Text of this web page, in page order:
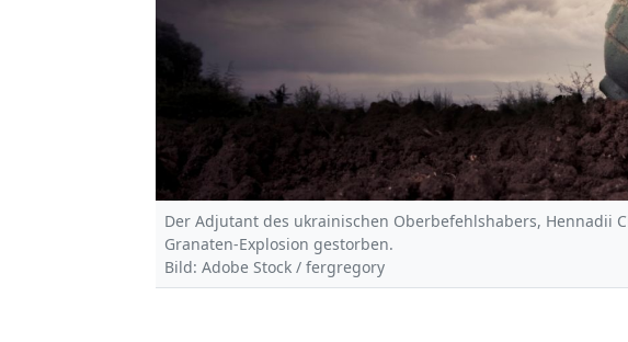
Der Adjutant des ukrainischen Oberbefehlshabers, Hennadii
Granaten-Explosion gestorben.
Bild: Adobe Stock / fergregory